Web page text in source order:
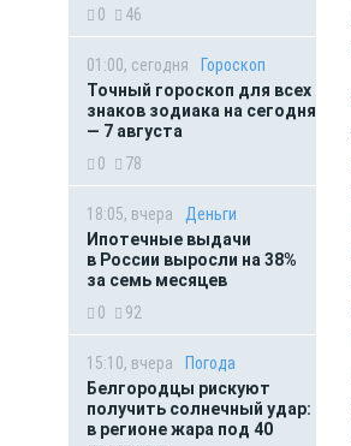
0
46
01:00, сегодня
Гороскоп
Точный гороскоп для всех
знаков зодиака на сегодня
— 7 августа
0
78
18:05, вчера
Деньги
Ипотечные выдачи
в России выросли на 38%
за семь месяцев
0
92
15:10, вчера
Погода
Белгородцы рискуют
получить солнечный удар:
в регионе жара под 40